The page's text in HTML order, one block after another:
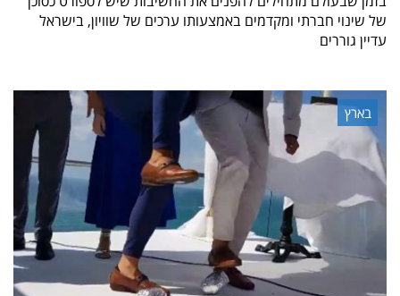
של שינוי חברתי ומקדמים באמצעותו ערכים של שוויון, בישראל
עדיין גוררים
בארץ